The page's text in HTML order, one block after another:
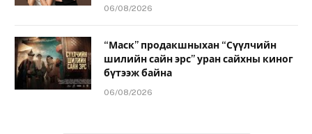
06/08/2026
“Маск” продакшныхан “Сүүлчийн
шилийн сайн эрс” уран сайхны киног
бүтээж байна
06/08/2026